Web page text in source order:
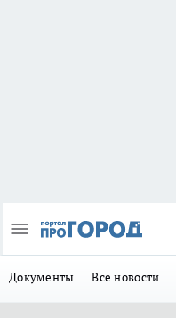
Документы Все новости